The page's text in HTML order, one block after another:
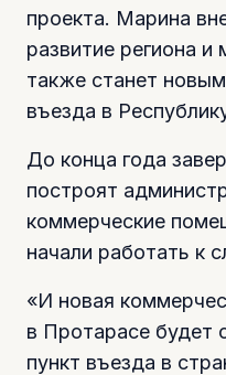
проекта. Марина
развитие региона
также станет
въезда в
До конца года
построят
коммерческие
начали работать к
«И новая
в Протарасе будет
пункт въезда в